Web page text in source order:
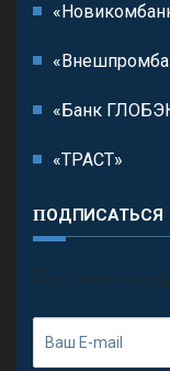
«Банк
«ТРАСТ»
ПОДПИСАТЬСЯ
П олучить